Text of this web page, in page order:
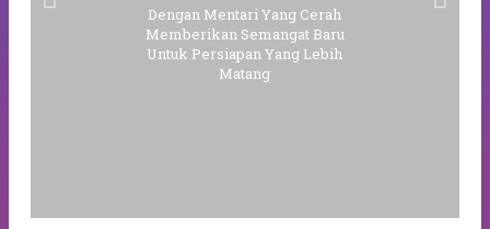
Dengan Mentari Yang Cerah
Memberikan Semangat Baru
Untuk Persiapan Yang Lebih
Matang